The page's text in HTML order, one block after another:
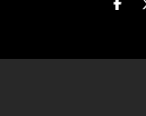
T
e